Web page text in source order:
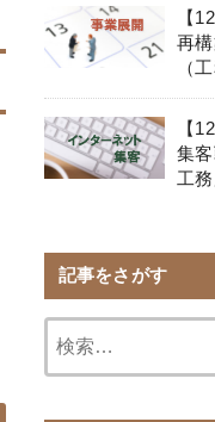
【
再
（
【
集
工
記事をさがす